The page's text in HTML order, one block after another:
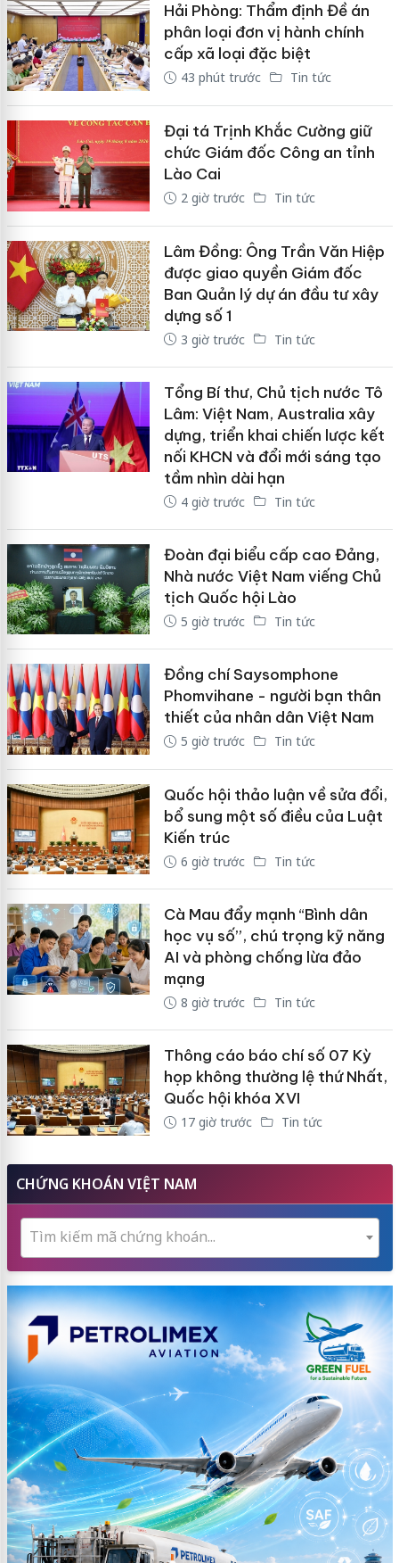
Hải Phòng: Thẩm định Đề án
phân loại đơn vị hành chính
cấp xã loại đặc biệt
43 phút trước Tin tức
Đại tá Trịnh Khắc Cường giữ
chức Giám đốc Công an tỉnh
Lào Cai
2 giờ trước Tin tức
Lâm Đồng: Ông Trần Văn Hiệp
được giao quyền Giám đốc
Ban Quản lý dự án đầu tư xây
dựng số 1
3 giờ trước Tin tức
Tổng Bí thư, Chủ tịch nước Tô
Lâm: Việt Nam, Australia xây
dựng, triển khai chiến lược kết
nối KHCN và đổi mới sáng tạo
tầm nhìn dài hạn
4 giờ trước Tin tức
Đoàn đại biểu cấp cao Đảng,
Nhà nước Việt Nam viếng Chủ
tịch Quốc hội Lào
5 giờ trước Tin tức
Đồng chí Saysomphone
Phomvihane - người bạn thân
thiết của nhân dân Việt Nam
5 giờ trước Tin tức
Quốc hội thảo luận về sửa đổi,
bổ sung một số điều của Luật
Kiến trúc
6 giờ trước Tin tức
Cà Mau đẩy mạnh “Bình dân
học vụ số”, chú trọng kỹ năng
AI và phòng chống lừa đảo
mạng
8 giờ trước Tin tức
Thông cáo báo chí số 07 Kỳ
họp không thường lệ thứ Nhất,
Quốc hội khóa XVI
17 giờ trước Tin tức
CHỨNG KHOÁN VIỆT NAM
Tìm kiếm mã chứng khoán...